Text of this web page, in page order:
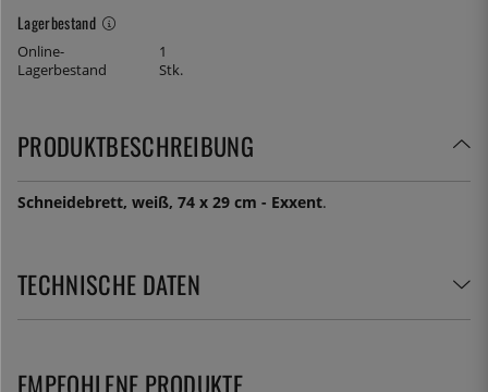
Lagerbestand
Online-
Lagerbestand
1
Stk.
PRODUKTBESCHREIBUNG
Schneidebrett, weiß, 74 x 29 cm - Exxent.
TECHNISCHE DATEN
EMPFOHLENE PRODUKTE